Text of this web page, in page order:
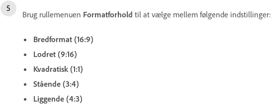
Brug rullemenuen Formatforhold til at vælge mellem følgende indstillinger:
Bredformat (16:9)
Lodret (9:16)
Kvadratisk (1:1)
Stående (3:4)
Liggende (4:3)